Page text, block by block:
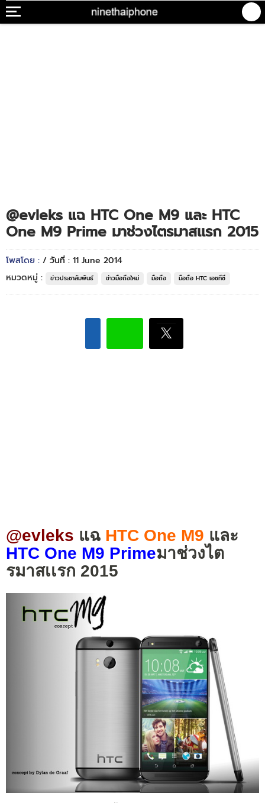
@evleks แฉ HTC One M9 และ HTC
One M9 Prime มาช่วงไตรมาสเเรก 2015
โพสโดย : / วันที่ : 11 June 2014
หมวดหมู่ :
ข่าวประชาสัมพันธ์ ข่าวมือถือใหม่ มือถือ มือถือ HTC เอชทีซี
@evleks แฉ HTC One M9 และ
HTC One M9 Primeมาช่วงไต
รมาสเเรก 2015